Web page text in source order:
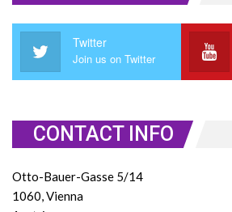
Twitter
Join us on Twitter
CONTACT INFO
Otto-Bauer-Gasse 5/14
1060, Vienna